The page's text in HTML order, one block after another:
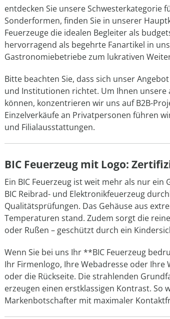
entdecken Sie unsere Schwesterkategorie
Sonderformen, finden Sie in unserer
Feuerzeuge die idealen Begleiter als
hervorragend als begehrte Fanartikel in
Gastronomiebetriebe zum lukrativen
Bitte beachten Sie, dass sich unser
und Institutionen richtet. Um Ihnen
können, konzentrieren wir uns auf B2B-
Einzelverkäufe an Privatpersonen führen
und Filialausstattungen.
BIC Feuerzeug mit Logo:
Ein BIC Feuerzeug ist weit mehr als nur
BIC Reibrad- und Elektronikfeuerzeug
Qualitätsprüfungen. Das Gehäuse aus
Temperaturen stand. Zudem sorgt die
oder Rußen – geschützt durch ein
Wenn Sie bei uns Ihr **BIC Feuerzeug
Ihr Firmenlogo, Ihre Webadresse oder
oder die Rückseite. Die strahlenden
erzeugen einen erstklassigen Kontrast. So
Markenbotschafter mit maximaler